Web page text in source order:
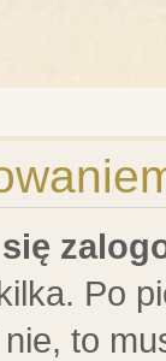
Po
to